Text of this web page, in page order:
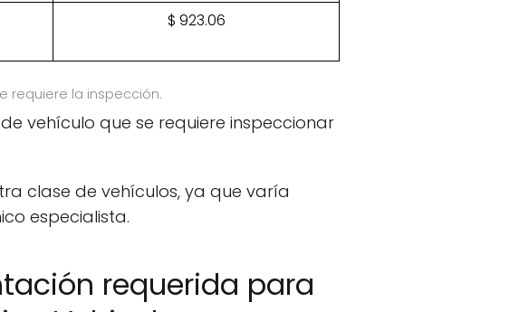
$ 923.06
requiere la inspección.
vehículo que se requiere inspeccionar
clase de vehículos, ya que varía
especialista.
requerida para